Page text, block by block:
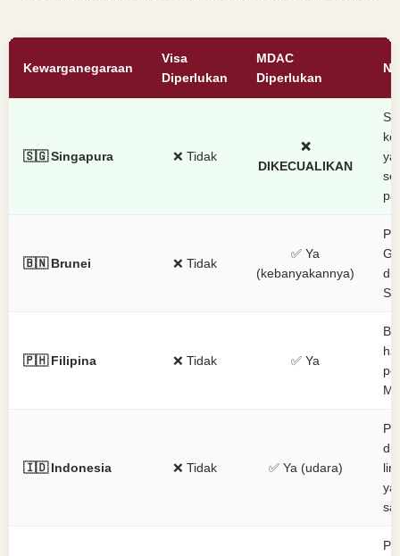
Kewarganegaraan
Visa
Diperlukan
MDAC
Diperlukan
🇸🇬 Singapura ❌ Tidak
❌
DIKECUALIKAN
🇧🇳 Brunei ❌ Tidak
✅ Ya
(kebanyakannya)
di
🇵🇭 Filipina ❌ Tidak ✅ Ya
🇮🇩 Indonesia ❌ Tidak ✅ Ya (udara)